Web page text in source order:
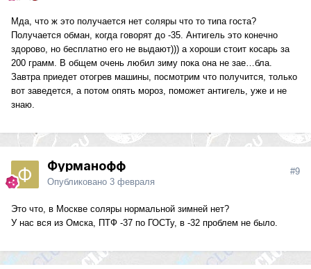
Мда, что ж это получается нет соляры что то типа госта?
Получается обман, когда говорят до -35. Антигель это конечно
здорово, но бесплатно его не выдают))) а хороши стоит косарь за
200 грамм. В общем очень любил зиму пока она не зае…бла.
Завтра приедет отогрев машины, посмотрим что получится, только
вот заведется, а потом опять мороз, поможет антигель, уже и не
знаю.
Фурманофф
Опубликовано 3 февраля
#9
Это что, в Москве соляры нормальной зимней нет?
У нас вся из Омска, ПТФ -37 по ГОСТу, в -32 проблем не было.